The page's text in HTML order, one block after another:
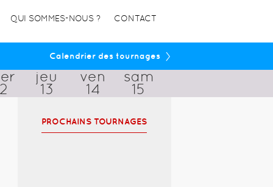
QUI SOMMES-NOUS ? CONTACT
Calendrier des tournages ›
jeu
13
ven
14
sam
15
PROCHAINS TOURNAGES